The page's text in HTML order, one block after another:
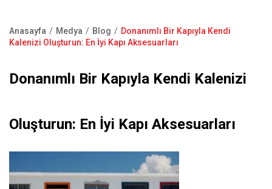
Kale Alarm
Garanti Kayıt Formu
Bize Ulaşın
Sayfa
Anasayfa Medya Blog
Donanımlı Bir Kapıyla Kendi
Kalenizi Oluşturun: En İyi Kapı Aksesuarları
Donanımlı Bir Kapıyla Kendi Kalenizi
Oluşturun: En İyi Kapı Aksesuarları